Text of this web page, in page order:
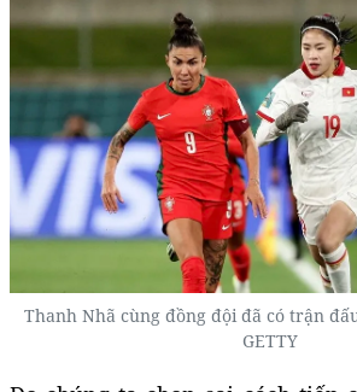
Thanh Nhã cùng đồng đội đã có trận
GETTY